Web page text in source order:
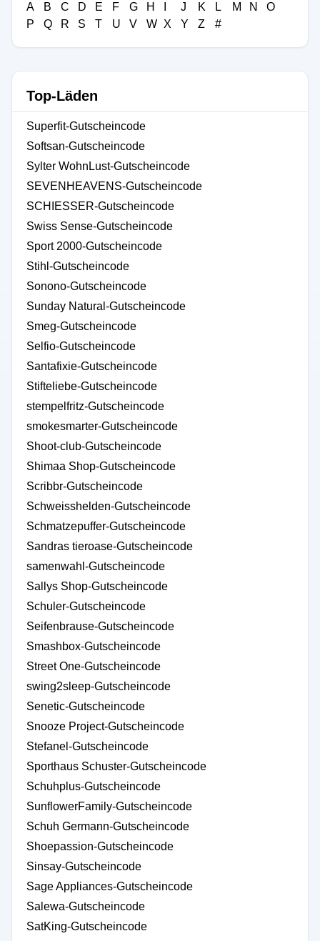
A B C D E F G H J K L M N
O
P
Q R S T U V W X Y Z #
Top-Läden
Superfit-Gutscheincode
Softsan-Gutscheincode
Sylter WohnLust-Gutscheincode
SEVENHEAVENS-Gutscheincode
SCHIESSER-Gutscheincode
Swiss Sense-Gutscheincode
Sport 2000-Gutscheincode
Stihl-Gutscheincode
Sonono-Gutscheincode
Sunday Natural-Gutscheincode
Smeg-Gutscheincode
Selfio-Gutscheincode
Santafixie-Gutscheincode
Stifteliebe-Gutscheincode
stempelfritz-Gutscheincode
smokesmarter-Gutscheincode
Shoot-club-Gutscheincode
Shimaa Shop-Gutscheincode
Scribbr-Gutscheincode
Schweisshelden-Gutscheincode
Schmatzepuffer-Gutscheincode
Sandras tieroase-Gutscheincode
samenwahl-Gutscheincode
Sallys Shop-Gutscheincode
Schuler-Gutscheincode
Seifenbrause-Gutscheincode
Smashbox-Gutscheincode
Street One-Gutscheincode
swing2sleep-Gutscheincode
Senetic-Gutscheincode
Snooze Project-Gutscheincode
Stefanel-Gutscheincode
Sporthaus Schuster-Gutscheincode
Schuhplus-Gutscheincode
SunflowerFamily-Gutscheincode
Schuh Germann-Gutscheincode
Shoepassion-Gutscheincode
Sinsay-Gutscheincode
Sage Appliances-Gutscheincode
Salewa-Gutscheincode
SatKing-Gutscheincode